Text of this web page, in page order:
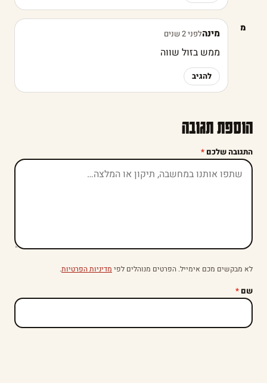
מ מינהלפני 2 שנים
ממש בזול שווה
להגיב
הוספת תגובה
התגובה שלכם *
לא מבקשים מכם אימייל. הפרטים מנוהלים לפי מדיניות הפרטיות.
שם *